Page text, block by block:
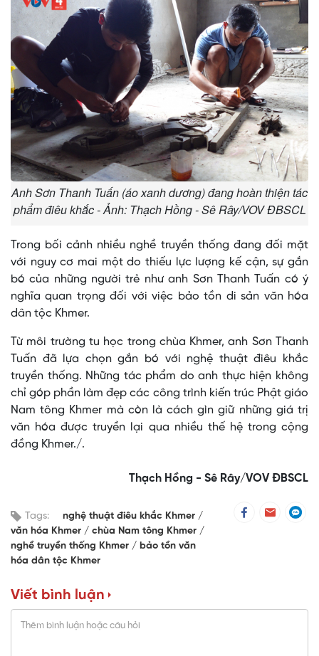
Anh Sơn Thanh Tuấn (áo xanh dương) đang hoàn thiện tác
phẩm điêu khắc - Ảnh: Thạch Hồng - Sê Rây/VOV ĐBSCL
Trong bối cảnh nhiều nghề truyền thống đang đối mặt
với nguy cơ mai một do thiếu lực lượng kế cận, sự gắn
bó của những người trẻ như anh Sơn Thanh Tuấn có ý
nghĩa quan trọng đối với việc bảo tồn di sản văn hóa
dân tộc Khmer.
Từ môi trường tu học trong chùa Khmer, anh Sơn Thanh
Tuấn đã lựa chọn gắn bó với nghệ thuật điêu khắc
truyền thống. Những tác phẩm do anh thực hiện không
chỉ góp phần làm đẹp các công trình kiến trúc Phật giáo
Nam tông Khmer mà còn là cách gìn giữ những giá trị
văn hóa được truyền lại qua nhiều thế hệ trong cộng
đồng Khmer./.
Thạch Hồng - Sê Rây/VOV ĐBSCL
Tags:
nghệ thuật điêu khắc Khmer
văn hóa Khmer
chùa Nam tông Khmer
nghề truyền thống Khmer
bảo tồn văn
hóa dân tộc Khmer
Viết bình luận